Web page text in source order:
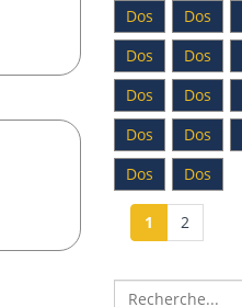
Dos
Dos
Dos
Dos
Dos
Dos
Dos
Dos
Dos
Dos
1 2